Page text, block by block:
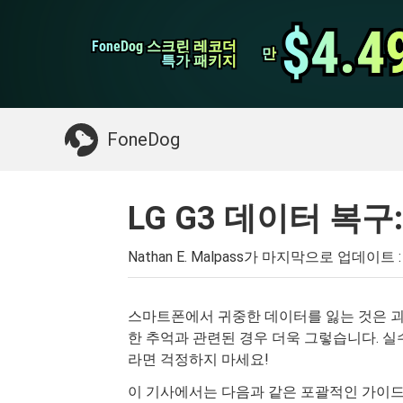
FoneDog 스크린 레코더
FoneDog 스크린 레코더
특가 패키지
특가 패키지 만
만
FoneDog
iPhone 클리너
필요한 것 : Mac 정리
LG G3 데이터 복
Nathan E. Malpass가 마지막으로 업데이트
스마트폰에서 귀중한 데이터를 잃는 것은
한 추억과 관련된 경우 더욱 그렇습니다.
라면 걱정하지 마세요!
이 기사에서는 다음과 같은 포괄적인 가이